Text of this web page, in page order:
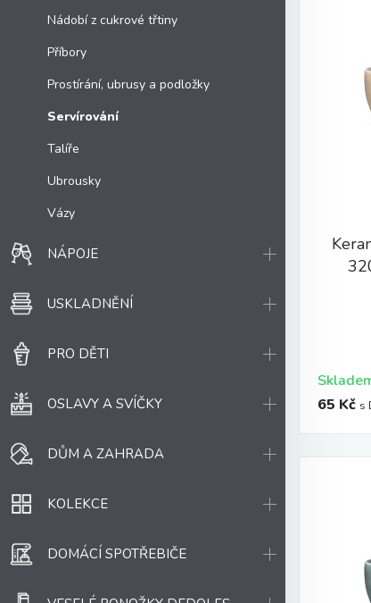
Nádobí z cukrové třtiny
Příbory
Prostírání, ubrusy a podložky
Servírování
Talíře
Ubrousky
Vázy
NÁPOJE
USKLADNĚNÍ
PRO DĚTI
OSLAVY A SVÍČKY
DŮM A ZAHRADA
KOLEKCE
DOMÁCÍ SPOTŘEBIČE
65 Kč s